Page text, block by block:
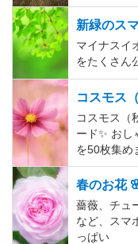
新緑のス
マイナスイ
をたくさん
コスモス
コスモス（
ード✨️ おし
を50枚集め
春のお花
薔薇、チュ
など、スマ
っぱい